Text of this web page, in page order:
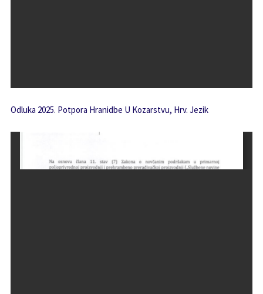
Odluka 2025. Potpora Hranidbe U Kozarstvu, Hrv. Jezik